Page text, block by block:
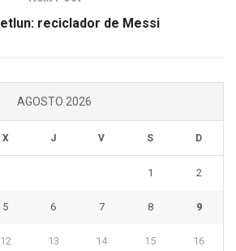
reciclador de Messi
AGOSTO 2026
X J V S D
1 2
5 6 7 8 9
12 13 14 15 16